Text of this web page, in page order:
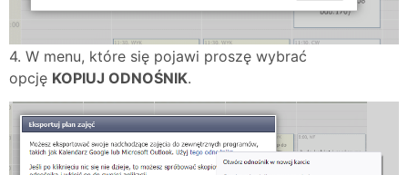
4. W menu, które się pojawi proszę wybrać
opcję KOPIUJ ODNOŚNIK.